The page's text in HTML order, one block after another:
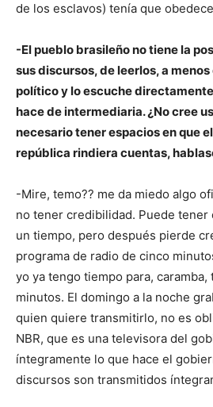
de los esclavos) tenía que
-El pueblo brasileño no tiene la
sus discursos, de leerlos, a
político y lo escuche
hace de intermediaria. ¿No cree
necesario tener espacios en que
república rindiera cuentas,
-Mire, temo?? me da miedo algo
no tener credibilidad. Puede
un tiempo, pero después pierde
programa de radio de cinco
yo ya tengo tiempo para,
minutos. El domingo a la noche
quien quiere transmitirlo, no es
NBR, que es una televisora del
íntegramente lo que hace el
discursos son transmitidos